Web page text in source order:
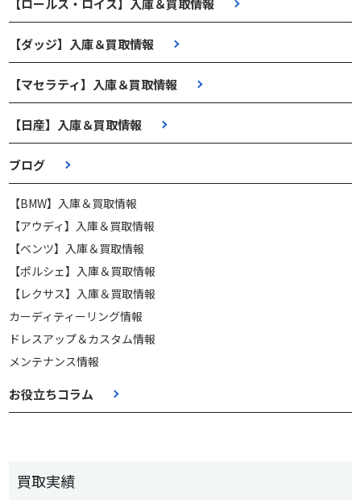
【ロールス・ロイス】入庫＆買取情報
【ダッジ】入庫＆買取情報
【マセラティ】入庫＆買取情報
【日産】入庫＆買取情報
ブログ
【BMW】入庫＆買取情報
【アウディ】入庫＆買取情報
【ベンツ】入庫＆買取情報
【ポルシェ】入庫＆買取情報
【レクサス】入庫＆買取情報
カーディティーリング情報
ドレスアップ＆カスタム情報
メンテナンス情報
お役立ちコラム
買取実績